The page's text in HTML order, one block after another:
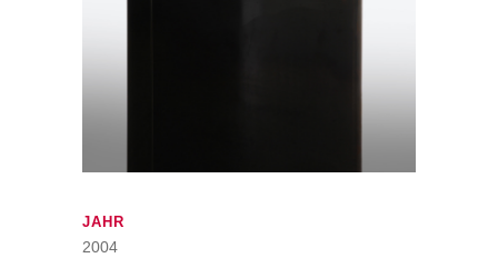
JAHR
2004